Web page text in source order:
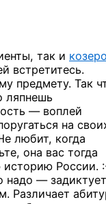
так и
встретитесь.
предмету. Так
ляпнешь
— воплей
на
любит, когда
она вас тогда
историю России.
надо — задиктует
Различает